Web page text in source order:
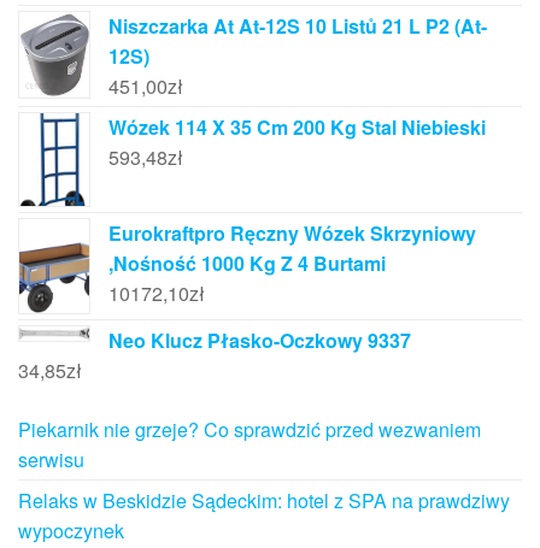
Niszczarka At At-12S 10 Listů 21 L P2 (At-
12S)
451,00zł
Wózek 114 X 35 Cm 200 Kg Stal Niebieski
593,48zł
Eurokraftpro Ręczny Wózek Skrzyniowy
,Nośność 1000 Kg Z 4 Burtami
10172,10zł
Neo Klucz Płasko-Oczkowy 9337
34,85zł
Piekarnik nie grzeje? Co sprawdzić przed wezwaniem
serwisu
Relaks w Beskidzie Sądeckim: hotel z SPA na prawdziwy
wypoczynek